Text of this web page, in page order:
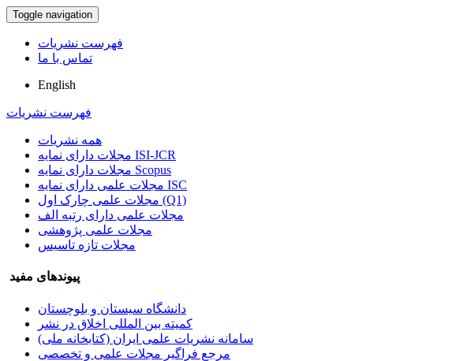
Toggle navigation
فهرست نشریات
تماس با ما
English
فهرست نشریات
همه نشریات
مجلات دارای نمایه ISI-JCR
مجلات دارای نمایه Scopus
مجلات علمی دارای نمایه ISC
مجلات علمی چارک اول (Q1)
مجلات علمی دارای رتبه الف
مجلات علمی پژوهشی
مجلات تازه تاسیس
پیوندهای مفید
دانشگاه سیستان و بلوچستان
کمیته بین المللی اخلاق در نشر
سامانه نشریات علمی ایران (کتابخانه ملی)
مرجع فراگیر مجلات علمی و تخصصی